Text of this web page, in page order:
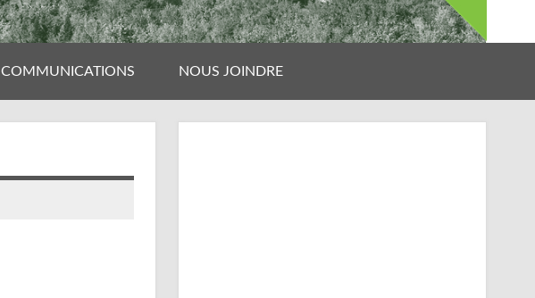
COMMUNICATIONS NOUS JOINDRE